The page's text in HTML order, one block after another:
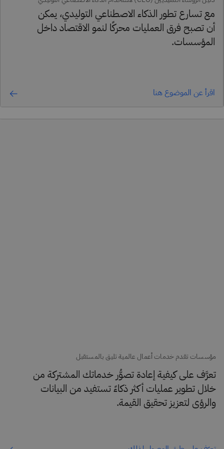
مع تسارع تطور الذكاء الاصطناعي التوليدي، يمكن
أن تصبح فرق العمليات محركًا لنمو الاقتصاد داخل
المؤسسات.
اقرأ عن الموضوع هنا
مؤسسات تقدم خدمات أعمال عالمية تليق بالمستقبل
تعرَّف على كيفية إعادة تصوُّر خدماتك المشتركة من
خلال تطوير عمليات أكثر ذكاءً تستفيد من البيانات
والرؤى لتعزيز تحقيق القيمة.